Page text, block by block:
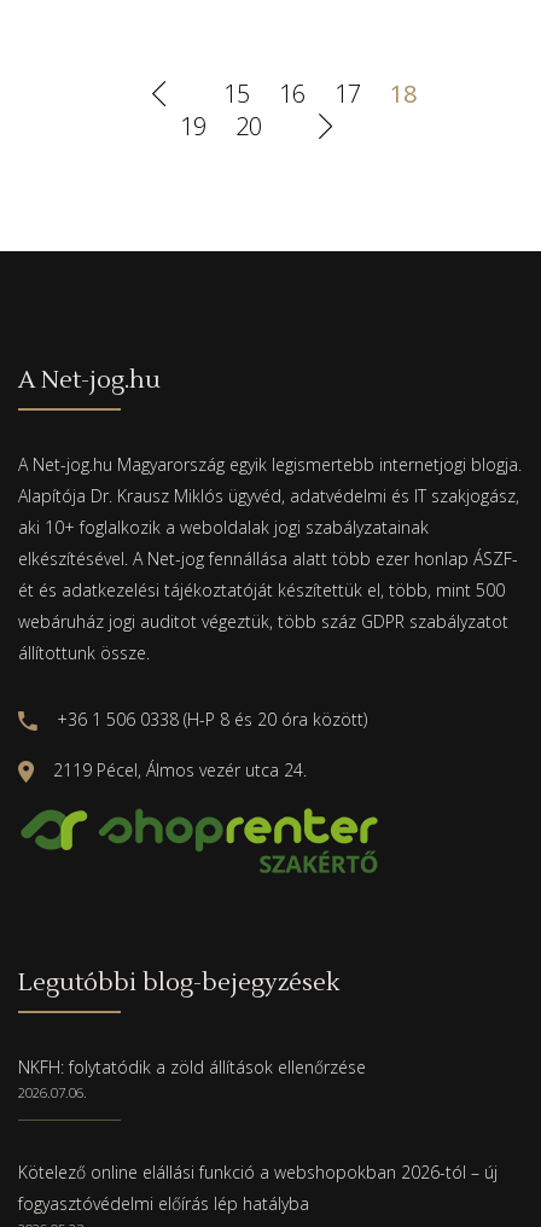
15 16 17
18
19
20
A Net-jog.hu
A Net-jog.hu Magyarország egyik legismertebb internetjogi blogja.
Alapítója Dr. Krausz Miklós ügyvéd, adatvédelmi és IT szakjogász,
aki 10+ foglalkozik a weboldalak jogi szabályzatainak
elkészítésével. A Net-jog fennállása alatt több ezer honlap ÁSZF-
ét és adatkezelési tájékoztatóját készítettük el, több, mint 500
webáruház jogi auditot végeztük, több száz GDPR szabályzatot
állítottunk össze.
+36 1 506 0338 (H-P 8 és 20 óra között)
2119 Pécel, Álmos vezér utca 24.
Legutóbbi blog-bejegyzések
NKFH: folytatódik a zöld állítások ellenőrzése
2026.07.06.
Kötelező online elállási funkció a webshopokban 2026-tól – új
fogyasztóvédelmi előírás lép hatályba